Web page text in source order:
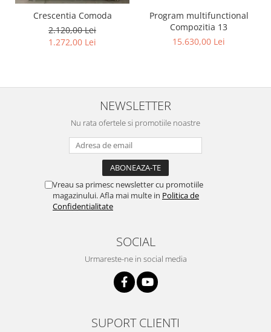
Crescentia Comoda
2.120,00 Lei
1.272,00 Lei
Program multifunctional
Compozitia 13
15.630,00 Lei
NEWSLETTER
Nu rata ofertele si promotiile noastre
Vreau sa primesc newsletter cu promotiile
magazinului. Afla mai multe in Politica de
Confidentialitate
SOCIAL
Urmareste-ne in social media
SUPORT CLIENTI